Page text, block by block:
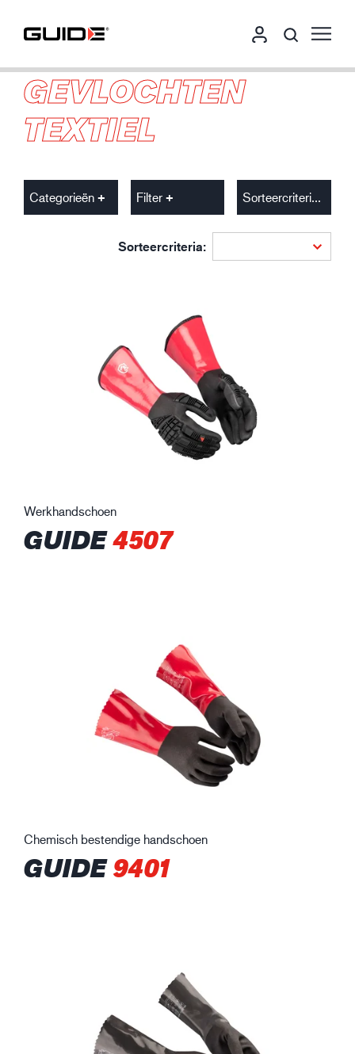
GEVLOCHTEN
TEXTIEL
Categorieën Filter Sorteercriteria
Sorteercriteria:
Werkhandschoen
GUIDE4507
Chemisch bestendige handschoen
GUIDE9401